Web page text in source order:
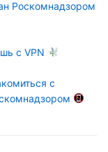
Роскомнадзором
с VPN
с